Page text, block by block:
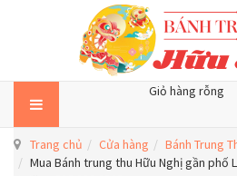
Giỏ hàng rỗng
Trang chủ Cửa hàng
Bánh Trung
Mua Bánh trung thu Hữu Nghị gần phố